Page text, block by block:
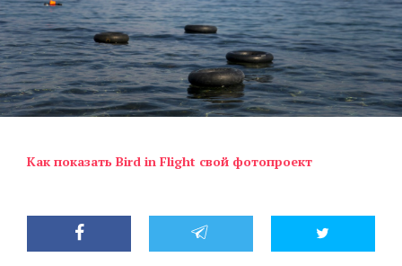
Как показать Bird in Flight свой фотопроект